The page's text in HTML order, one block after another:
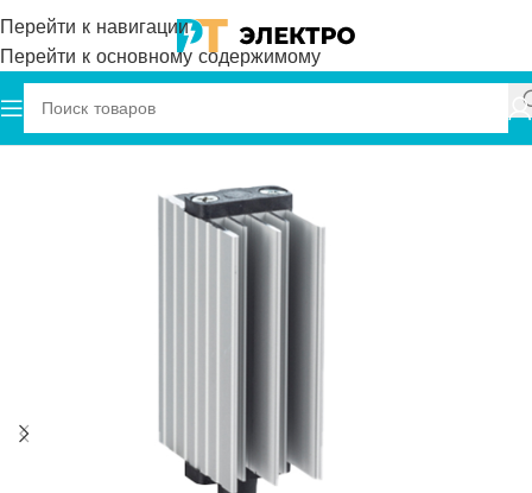
Перейти к навигации
Перейти к основному содержимому
Главная Plastim